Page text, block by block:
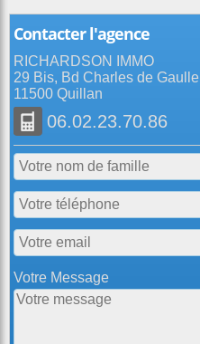
Contacter l'agence
RICHARDSON IMMO
29 Bis, Bd Charles de Gaulle
11500 Quillan
06.02.23.70.86
Votre Message